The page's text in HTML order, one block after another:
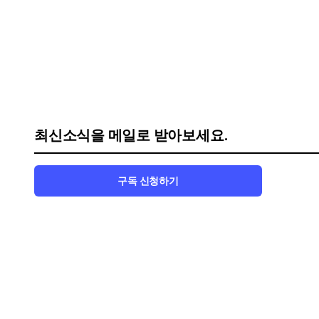
최신소식을 메일로 받아보세요.
구독 신청하기